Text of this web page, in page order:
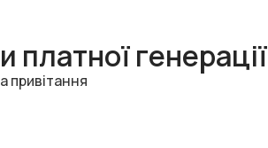
платної генерації
привітання